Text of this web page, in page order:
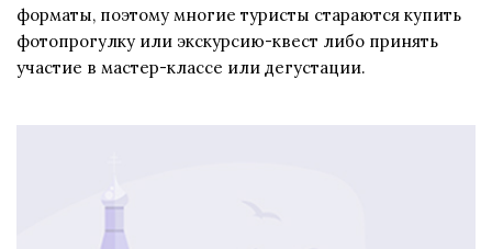
форматы, поэтому многие туристы стараются купить
фотопрогулку или экскурсию-квест либо принять
участие в мастер-классе или дегустации.